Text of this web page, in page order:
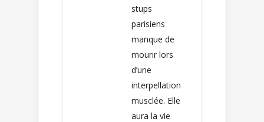
stups
parisiens
manque de
mourir lors
d’une
interpellation
musclée. Elle
aura la vie